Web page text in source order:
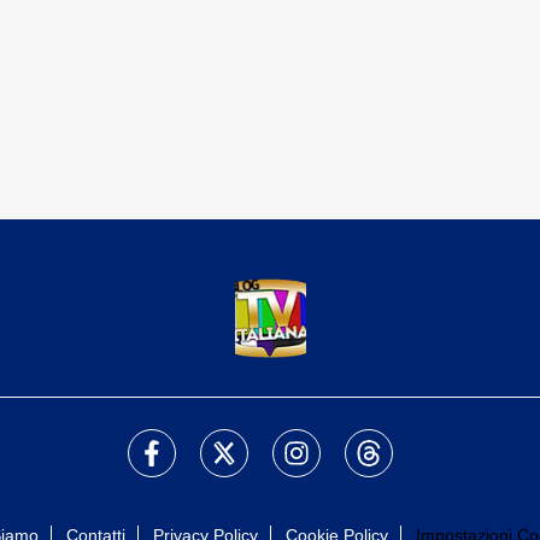
Contatti Privacy Policy Cookie Policy Impostazioni